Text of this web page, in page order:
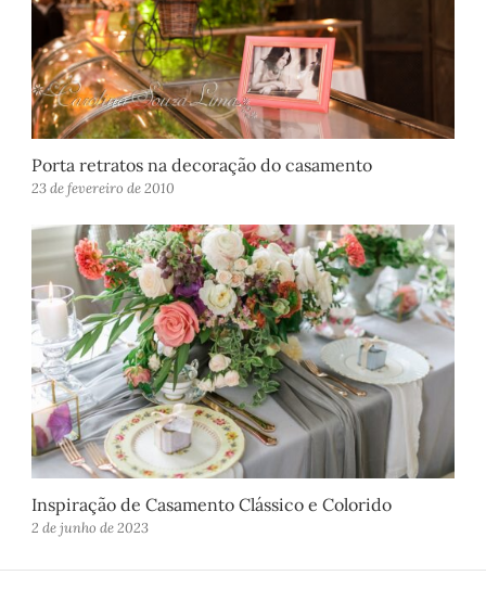
Porta retratos na decoração do casamento
23 de fevereiro de 2010
Inspiração de Casamento Clássico e Colorido
2 de junho de 2023